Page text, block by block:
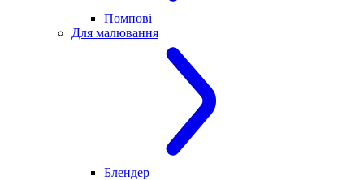
Помпові
Для малювання
Блендер